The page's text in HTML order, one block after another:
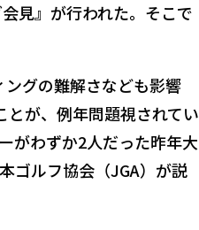
見』が行われた。そこで
グの難解さなども影響
とが、例年問題視されてい
がわずか2人だった昨年大
ゴルフ協会（JGA）が説